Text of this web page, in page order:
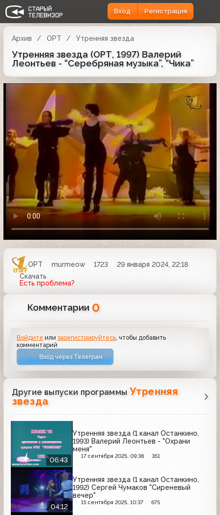
Вход Регистрация
Архив ОРТ Утренняя звезда
Утренняя звезда (ОРТ, 1997) Валерий
Леонтьев - “Серебряная музыка”, “Чика”
ОРТ murmeow 1723
29 января 2024, 22:18
Скачать
Есть проблема?
Комментарии 0
Войдите илизарегистрируйтесь, чтобы добавить
комментарий
Вход через Телеграм
Другие выпуски программы Утренняя
звезда
06:43
Утренняя звезда (1 канал Останкино,
1993) Валерий Леонтьев - "Охрани
меня"
17 сентября 2025, 09:38 351
04:12
Утренняя звезда (1 канал Останкино,
1992) Сергей Чумаков "Сиреневый
вечер"
15 сентября 2025, 10:37 675